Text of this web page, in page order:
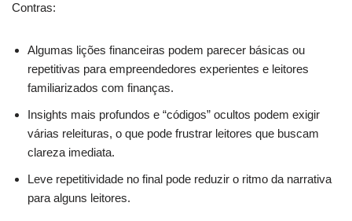
Contras:
Algumas lições financeiras podem parecer básicas ou
repetitivas para empreendedores experientes e leitores
familiarizados com finanças.
Insights mais profundos e “códigos” ocultos podem exigir
várias releituras, o que pode frustrar leitores que buscam
clareza imediata.
Leve repetitividade no final pode reduzir o ritmo da narrativa
para alguns leitores.